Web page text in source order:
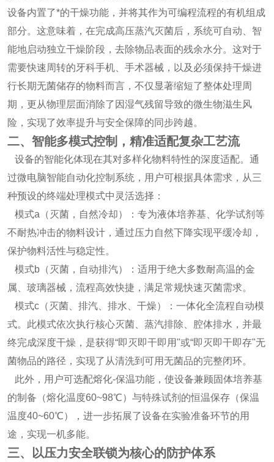
设备内置了*的干燥功能，并将其作为可编程流程的有机组成
部分。这意味着，在完成高压蒸汽灭菌后，系统可自动、智
能地启动独立干燥阶段，去除物品表面的残余水分。这对于
需要快速周转的牙科手机、手术器械，以及必须保持干燥进
行长期无菌储存的物料而言，不仅显著缩短了整体处理周
期，更从物理层面消除了因湿气残留导致的微生物滋生风
险，实现了效率提升与安全保障的同步跨越。
二、智能多模式控制，精准适配复杂工艺流
设备的智能化体现在其对多样化物料特性的深度适配。通
过微电脑智能自动化控制系统，用户可根据具体需求，从三
种预设的终端处理模式中灵活选择：
模式a（灭菌，自然冷却）：专为液体培养基、化学试剂等
不耐热冲击的物料设计，通过压力自然下降实现平缓冷却，
保护物料活性与稳定性。
模式b（灭菌，自动排汽）：适用于绝大多数耐高温的金
属、玻璃器械，流程高效快捷，满足常规快速灭菌需求。
模式c（灭菌、排汽、排水、干燥）：一体化全流程自动模
式。此模式依次执行核心灭菌、蒸汽排除、腔体排水，并最
终完成深度干燥，是获得“即灭即干即用"或“即灭即干即存"无
菌物品的路径，实现了从清洗到可用无菌品的完整闭环。
此外，用户可选配熔化-保温功能，使设备兼顾固体培养基
的制备（熔化温度60~98℃）与特殊试剂的恒温保存（保温
温度40~60℃），进一步拓展了设备在实验准备环节的用
途，实现一机多能。
三、以压力安全联锁为核心的防护体系